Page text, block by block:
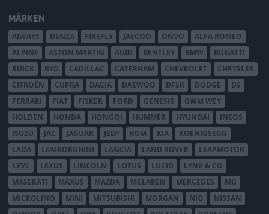
MÄRKEN
AIWAYS DENZA FIREFLY JAECOO ONVO
ALFA ROMEO
ALPINE
ASTON MARTIN AUDI BENTLEY BMW
BUGATTI
BUICK
BYD CADILLAC CATERHAM CHEVROLET
CHRYSLER
CITROËN
CUPRA DACIA DAEWOO DFSK DODGE
DS
FERRARI
FIAT FISKER FORD GENESIS
GWM WEY
HOLDEN
HONDA HONGQI HUMMER HYUNDAI
INEOS
ISUZU
JAC JAGUAR JEEP KGM KIA
KOENIGSEGG
LADA
LAMBORGHINI LANCIA LAND ROVER
LEAPMOTOR
LEVC
LEXUS LINCOLN LOTUS LUCID
LYNK & CO
MASERATI
MAXUS MAZDA MCLAREN MERCEDES
MG
MICROLINO
MINI MITSUBISHI MORGAN NIO
NISSAN